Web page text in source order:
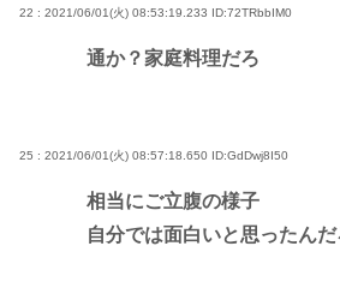
22 : 2021/06/01(火) 08:53:19.233 ID:72TRbbIM0
通か？家庭料理だろ
25 : 2021/06/01(火) 08:57:18.650 ID:GdDwj8I50
相当にご立腹の様子
自分では面白いと思ったん